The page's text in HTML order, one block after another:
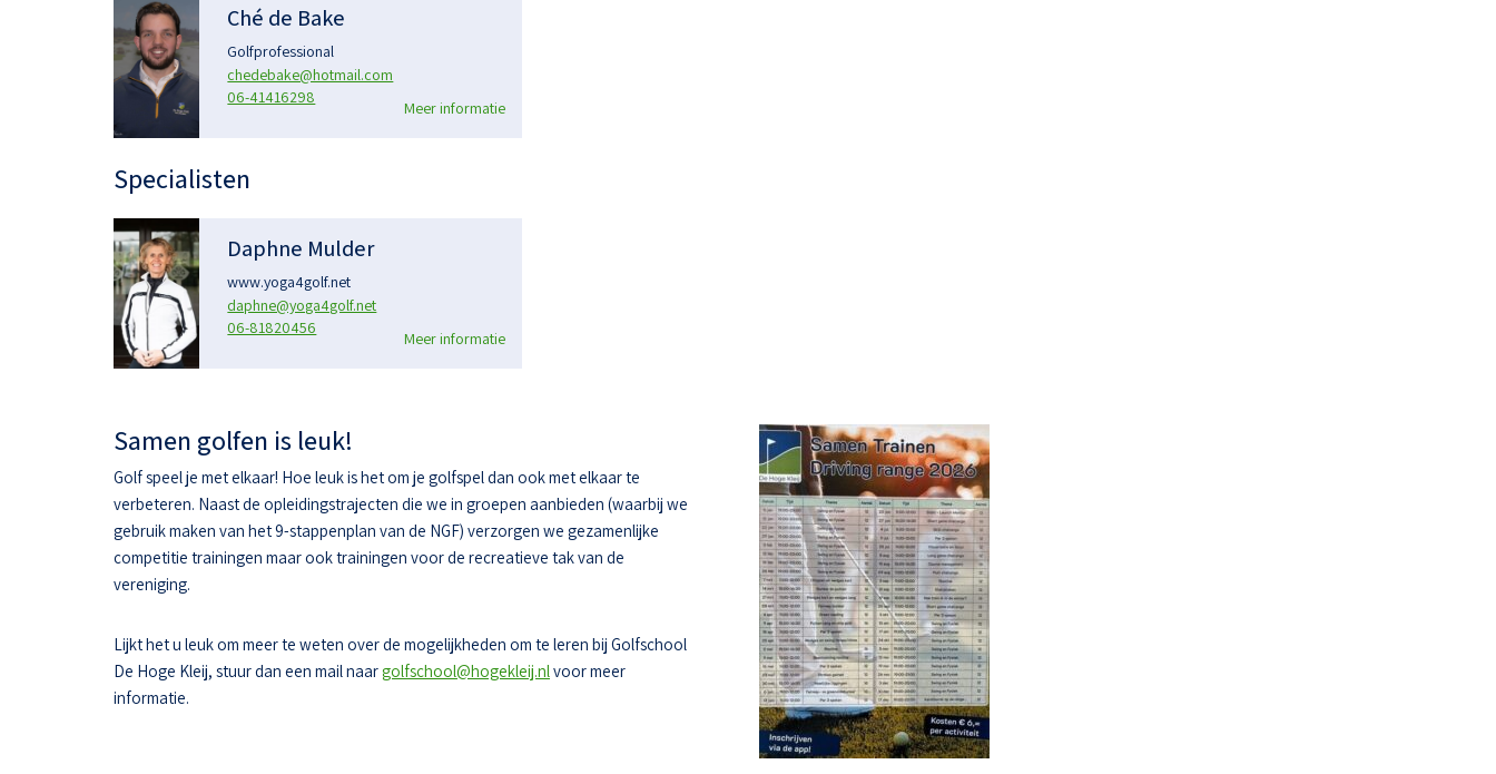
Ché de Bake
Golfprofessional
chedebake@hotmail.com
06-41416298
Meer informatie
Specialisten
Daphne Mulder
www.yoga4golf.net
daphne@yoga4golf.net
06-81820456
Meer informatie
Samen golfen is leuk!
Golf speel je met elkaar! Hoe leuk is het om je golfspel dan ook met elkaar te
verbeteren. Naast de opleidingstrajecten die we in groepen aanbieden (waarbij we
gebruik maken van het 9-stappenplan van de NGF) verzorgen we gezamenlijke
competitie trainingen maar ook trainingen voor de recreatieve tak van de
vereniging.
Lijkt het u leuk om meer te weten over de mogelijkheden om te leren bij Golfschool
De Hoge Kleij, stuur dan een mail naargolfschool@hogekleij.nlvoor meer
informatie.